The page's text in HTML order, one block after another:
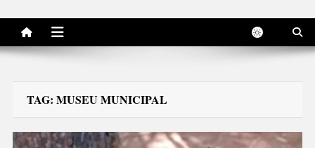
TAG: MUSEU MUNICIPAL